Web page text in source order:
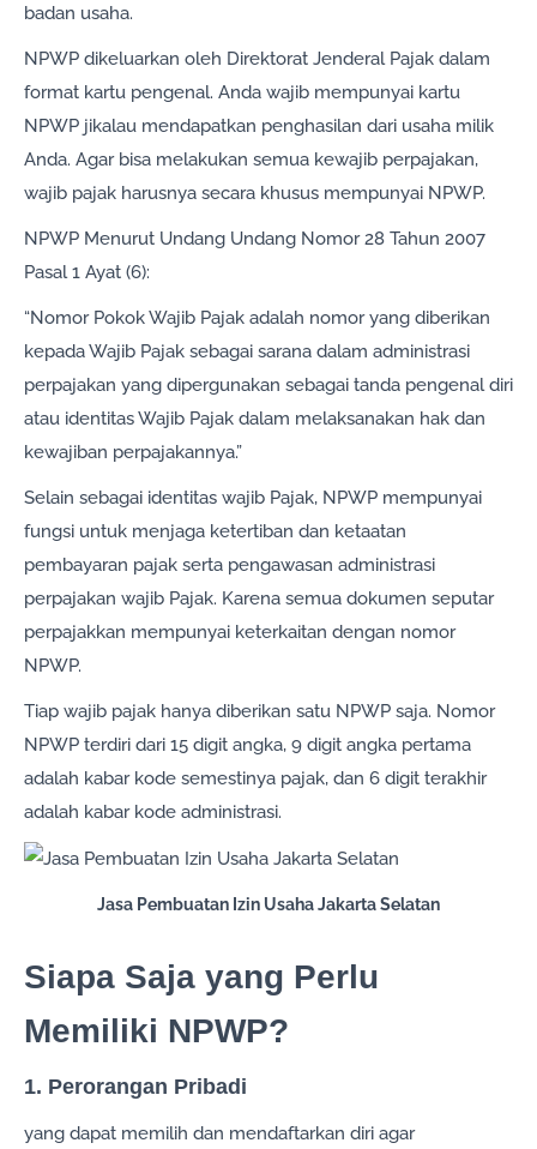
badan usaha.
NPWP dikeluarkan oleh Direktorat Jenderal Pajak dalam
format kartu pengenal. Anda wajib mempunyai kartu
NPWP jikalau mendapatkan penghasilan dari usaha milik
Anda. Agar bisa melakukan semua kewajib perpajakan,
wajib pajak harusnya secara khusus mempunyai NPWP.
NPWP Menurut Undang Undang Nomor 28 Tahun 2007
Pasal 1 Ayat (6):
“Nomor Pokok Wajib Pajak adalah nomor yang diberikan
kepada Wajib Pajak sebagai sarana dalam administrasi
perpajakan yang dipergunakan sebagai tanda pengenal diri
atau identitas Wajib Pajak dalam melaksanakan hak dan
kewajiban perpajakannya.”
Selain sebagai identitas wajib Pajak, NPWP mempunyai
fungsi untuk menjaga ketertiban dan ketaatan
pembayaran pajak serta pengawasan administrasi
perpajakan wajib Pajak. Karena semua dokumen seputar
perpajakkan mempunyai keterkaitan dengan nomor
NPWP.
Tiap wajib pajak hanya diberikan satu NPWP saja. Nomor
NPWP terdiri dari 15 digit angka, 9 digit angka pertama
adalah kabar kode semestinya pajak, dan 6 digit terakhir
adalah kabar kode administrasi.
Jasa Pembuatan Izin Usaha Jakarta Selatan
Siapa Saja yang Perlu
Memiliki NPWP?
1. Perorangan Pribadi
yang dapat memilih dan mendaftarkan diri agar